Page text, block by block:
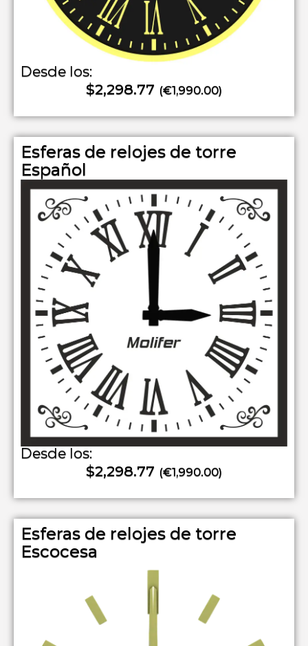
Desde los:
$2,298.77 (€1,990.00)
Esferas de relojes de torre
Español
Desde los:
$2,298.77 (€1,990.00)
Esferas de relojes de torre
Escocesa